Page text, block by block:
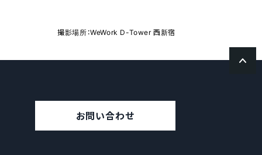
撮影場所：WeWork D-Tower 西新宿
お問い合わせ